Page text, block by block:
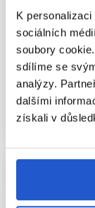
K
sociálních
soubory
sdílíme se
analýzy.
dalšími
získali v
60ml
Wella Koleston
209 Kč
Koupit
Skladem ㅤ